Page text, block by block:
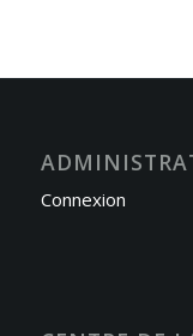
Connexion